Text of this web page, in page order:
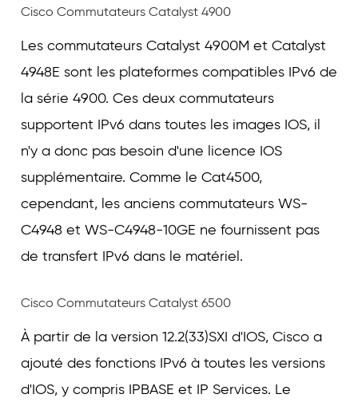
Cisco Commutateurs Catalyst 4900
Les commutateurs Catalyst 4900M et Catalyst
4948E sont les plateformes compatibles IPv6 de
la série 4900. Ces deux commutateurs
supportent IPv6 dans toutes les images IOS, il
n'y a donc pas besoin d'une licence IOS
supplémentaire. Comme le Cat4500,
cependant, les anciens commutateurs WS-
C4948 et WS-C4948-10GE ne fournissent pas
de transfert IPv6 dans le matériel.
Cisco Commutateurs Catalyst 6500
À partir de la version 12.2(33)SXI d'IOS, Cisco a
ajouté des fonctions IPv6 à toutes les versions
d'IOS, y compris IPBASE et IP Services. Le